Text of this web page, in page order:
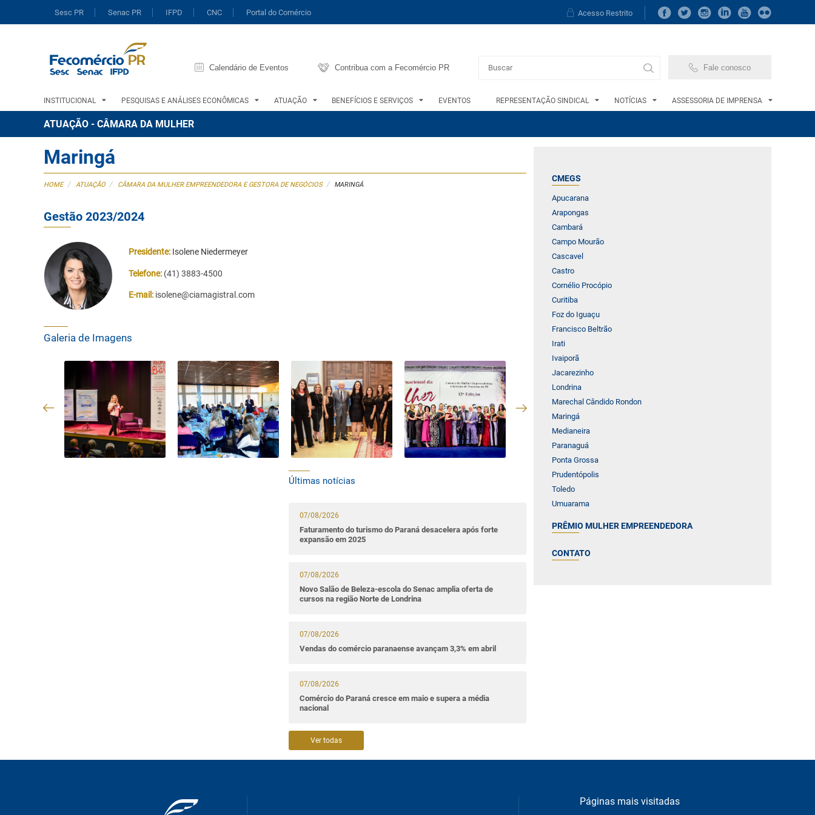
Sesc PR Senac PR IFPD CNC Portal do Comércio Acesso Restrito
Calendário de Eventos Contribua com a Fecomércio PR Fale conosco
INSTITUCIONAL PESQUISAS E ANÁLISES ECONÔMICAS ATUAÇÃO BENEFÍCIOS E SERVIÇOS EVENTOS REPRESENTAÇÃO SINDICAL NOTÍCIAS ASSESSORIA DE IMPRENSA
ATUAÇÃO - CÂMARA DA MULHER
CMEGS
Apucarana
Arapongas
Cambará
Campo Mourão
Cascavel
Castro
Cornélio Procópio
Curitiba
Foz do Iguaçu
Francisco Beltrão
Irati
Ivaiporã
Jacarezinho
Londrina
Marechal Cândido Rondon
Maringá
Medianeira
Paranaguá
Ponta Grossa
Prudentópolis
Toledo
Umuarama
PRÊMIO MULHER EMPREENDEDORA
CONTATO
Maringá
HOME / ATUAÇÃO / CÂMARA DA MULHER EMPREENDEDORA E GESTORA DE NEGÓCIOS / MARINGÁ
Gestão 2023/2024
Presidente: Isolene Niedermeyer
Telefone: (41) 3883-4500
E-mail: isolene@ciamagistral.com
Galeria de Imagens
Últimas notícias
07/08/2026
Faturamento do turismo do Paraná desacelera após forte
expansão em 2025
07/08/2026
Novo Salão de Beleza-escola do Senac amplia oferta de
cursos na região Norte de Londrina
07/08/2026
Vendas do comércio paranaense avançam 3,3% em abril
07/08/2026
Comércio do Paraná cresce em maio e supera a média
nacional
Ver todas
Páginas mais visitadas